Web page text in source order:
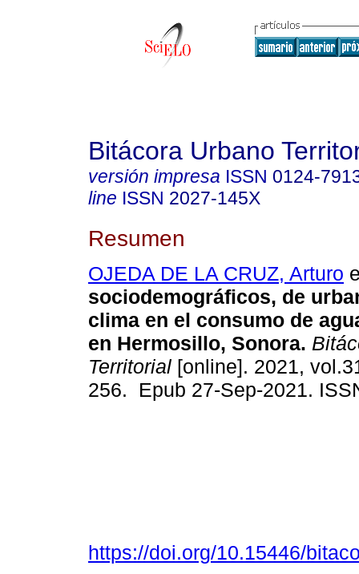
Bitácora Urbano
versión impresa ISSN 0124-
line ISSN 2027-145X
Resumen
OJEDA DE LA CRUZ, Arturo
sociodemográficos, de
clima en el consumo de
en Hermosillo, Sonora.
Territorial [online]. 2021,
256. Epub 27-Sep-2021.
https://doi.org/10.15446/